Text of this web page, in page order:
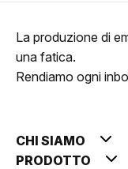
La produzione di
una fatica.
Rendiamo ogni
CHI SIAMO
PRODOTTO